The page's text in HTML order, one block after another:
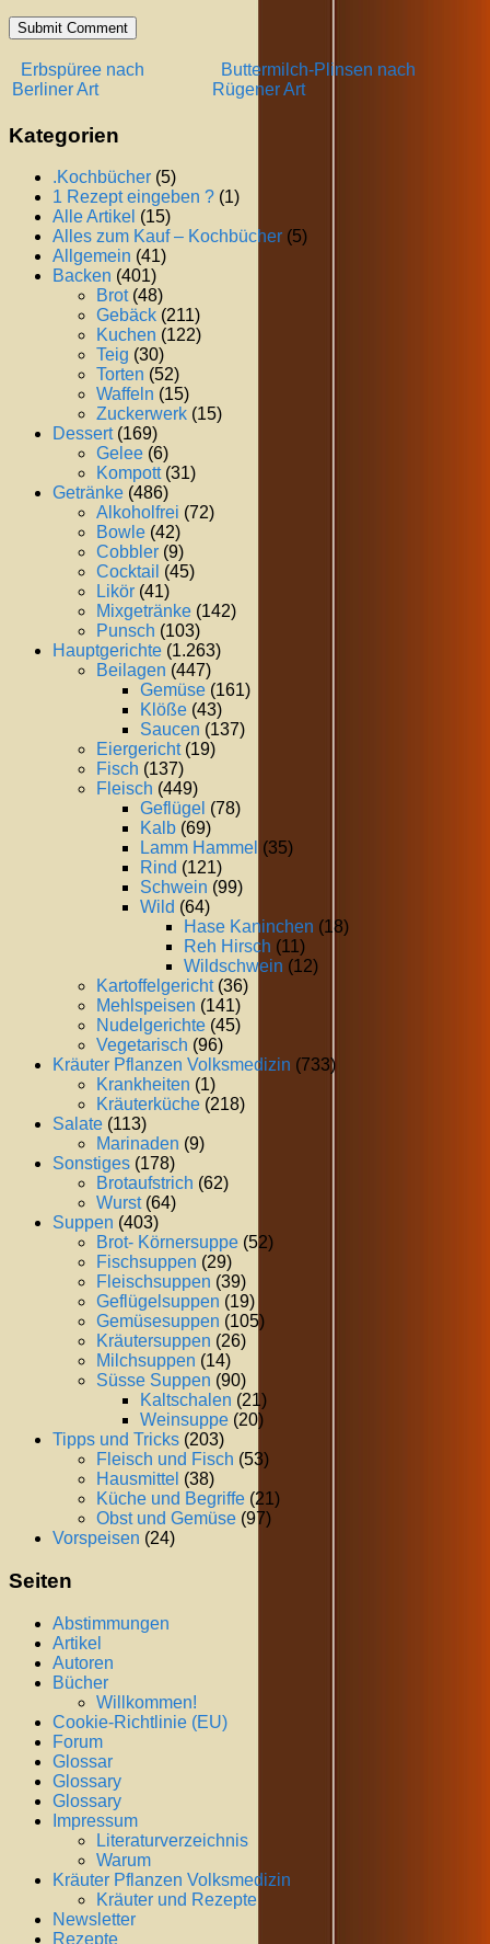
Erbspüree nach
Berliner Art
Buttermilch-Plinsen nach
Rügener Art
Kategorien
.Kochbücher (5)
1 Rezept eingeben ? (1)
Alle Artikel (15)
Alles zum Kauf – Kochbücher (5)
Allgemein (41)
Backen (401)
Brot(48)
Gebäck (211)
Kuchen (122)
Teig (30)
Torten (52)
Waffeln (15)
Zuckerwerk (15)
Dessert(169)
Gelee (6)
Kompott(31)
Getränke (486)
Alkoholfrei (72)
Bowle (42)
Cobbler (9)
Cocktail (45)
Likör (41)
Mixgetränke (142)
Punsch (103)
Hauptgerichte (1.263)
Beilagen (447)
Gemüse (161)
Klöße (43)
Saucen (137)
Eiergericht(19)
Fisch (137)
Fleisch (449)
Geflügel (78)
Kalb (69)
Lamm Hammel (35)
Rind (121)
Schwein (99)
Wild (64)
Hase Kaninchen (18)
Reh Hirsch (11)
Wildschwein (12)
Kartoffelgericht(36)
Mehlspeisen (141)
Nudelgerichte (45)
Vegetarisch (96)
Kräuter Pflanzen Volksmedizin (733)
Krankheiten (1)
Kräuterküche (218)
Salate (113)
Marinaden (9)
Sonstiges (178)
Brotaufstrich (62)
Wurst(64)
Suppen (403)
Brot- Körnersuppe (52)
Fischsuppen (29)
Fleischsuppen (39)
Geflügelsuppen (19)
Gemüsesuppen (105)
Kräutersuppen (26)
Milchsuppen (14)
Süsse Suppen (90)
Kaltschalen (21)
Weinsuppe (20)
Tipps und Tricks (203)
Fleisch und Fisch (53)
Hausmittel (38)
Küche und Begriffe (21)
Obst und Gemüse (97)
Vorspeisen (24)
Seiten
Abstimmungen
Artikel
Autoren
Bücher
Willkommen!
Cookie-Richtlinie (EU)
Forum
Glossar
Glossary
Glossary
Impressum
Literaturverzeichnis
Warum
Kräuter Pflanzen Volksmedizin
Kräuter und Rezepte
Newsletter
Rezepte